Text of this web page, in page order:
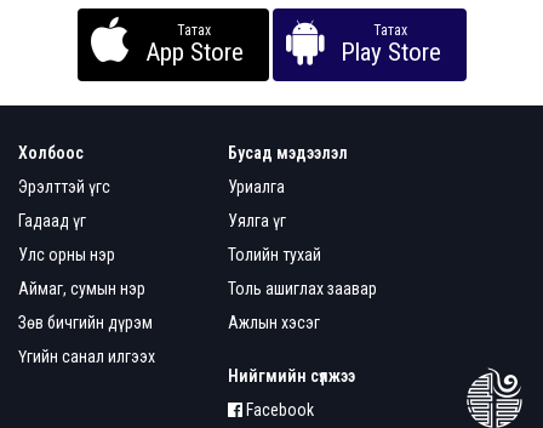
Татах
App Store
Татах
Play Store
Холбоос
Эрэлттэй үгс
Гадаад үг
Улс орны нэр
Аймаг, сумын нэр
Зөв бичгийн дүрэм
Үгийн санал илгээх
Бусад мэдээлэл
Уриалга
Уялга үг
Толийн тухай
Толь ашиглах заавар
Ажлын хэсэг
Нийгмийн сүлжээ
Facebook